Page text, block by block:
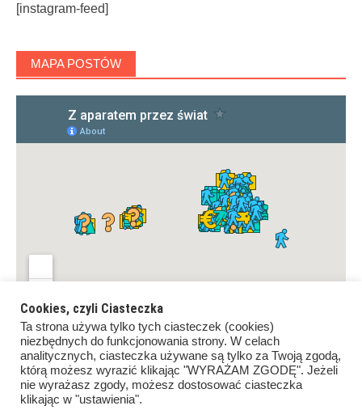
[instagram-feed]
MAPA POSTÓW
Cookies, czyli Ciasteczka
Ta strona używa tylko tych ciasteczek (cookies)
niezbędnych do funkcjonowania strony. W celach
analitycznych, ciasteczka używane są tylko za Twoją zgodą,
którą możesz wyrazić klikając "WYRAŻAM ZGODĘ". Jeżeli
nie wyrażasz zgody, możesz dostosować ciasteczka
klikając w "ustawienia".